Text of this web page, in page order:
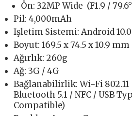
Ön: 32MP Wide (F1.9 /
Pil: 4,000mAh
Işletim Sistemi: Android 10.0
Boyut: 169.5 x 74.5 x 10.9 mm
Ağırlık: 260g
Ağ: 3G / 4G
Bağlanabilirlik: Wi-Fi 802.11
Bluetooth 5.1 / NFC / USB
Compatible)